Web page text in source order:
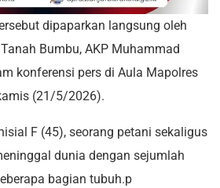
dipaparkan langsung oleh
Bumbu, AKP Muhammad
konferensi pers di Aula Mapolres
(21/5/2026).
F (45), seorang petani sekaligus
dunia dengan sejumlah
bagian tubuh.p